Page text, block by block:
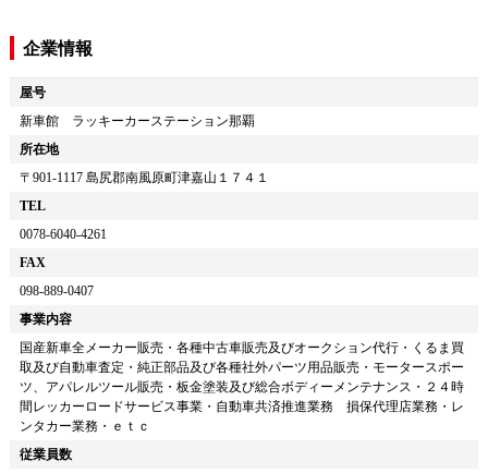
企業情報
屋号
新車館 ラッキーカーステーション那覇
所在地
〒 901-1117 島尻郡南風原町津嘉山１７４１
TEL
0078-6040-4261
FAX
098-889-0407
事業内容
国産新車全メーカー販売・各種中古車販売及びオークション代行・くるま買
取及び自動車査定・純正部品及び各種社外パーツ用品販売・モータースポー
ツ、アパレルツール販売・板金塗装及び総合ボディーメンテナンス・２４時
間レッカーロードサービス事業・自動車共済推進業務 損保代理店業務・レ
ンタカー業務・ｅｔｃ
従業員数